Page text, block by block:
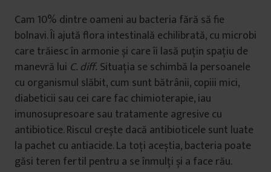
Cam 10% dintre oameni au bacteria fără să fie
bolnavi. Îi ajută flora intestinală echilibrată, cu microbi
care trăiesc în armonie și care îi lasă puțin spațiu de
manevră lui C. diff. Situația se schimbă la persoanele
cu organismul slăbit, cum sunt bătrânii, copiii mici,
diabeticii sau cei care fac chimioterapie, iau
imunosupresoare sau tratamente agresive cu
antibiotice. Riscul crește dacă antibioticele sunt luate
la pachet cu antiacide. La toți aceștia, bacteria poate
găsi teren fertil pentru a se înmulți și a face rău.